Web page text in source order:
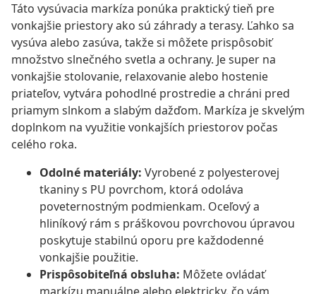
Táto vysúvacia markíza ponúka praktický tieň pre
vonkajšie priestory ako sú záhrady a terasy. Ľahko sa
vysúva alebo zasúva, takže si môžete prispôsobiť
množstvo slnečného svetla a ochrany. Je super na
vonkajšie stolovanie, relaxovanie alebo hostenie
priateľov, vytvára pohodlné prostredie a chráni pred
priamym slnkom a slabým dažďom. Markíza je skvelým
doplnkom na využitie vonkajších priestorov počas
celého roka.
Odolné materiály: Vyrobené z polyesterovej
tkaniny s PU povrchom, ktorá odoláva
poveternostným podmienkam. Oceľový a
hliníkový rám s práškovou povrchovou úpravou
poskytuje stabilnú oporu pre každodenné
vonkajšie použitie.
Prispôsobiteľná obsluha: Môžete ovládať